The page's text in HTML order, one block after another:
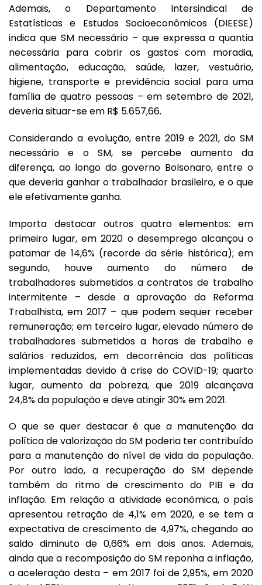
Ademais, o Departamento Intersindical de
Estatísticas e Estudos Socioeconômicos (DIEESE)
indica que SM necessário – que expressa a quantia
necessária para cobrir os gastos com moradia,
alimentação, educação, saúde, lazer, vestuário,
higiene, transporte e previdência social para uma
família de quatro pessoas – em setembro de 2021,
deveria situar-se em R$ 5.657,66.
Considerando a evolução, entre 2019 e 2021, do SM
necessário e o SM, se percebe aumento da
diferença, ao longo do governo Bolsonaro, entre o
que deveria ganhar o trabalhador brasileiro, e o que
ele efetivamente ganha.
Importa destacar outros quatro elementos: em
primeiro lugar, em 2020 o desemprego alcançou o
patamar de 14,6% (recorde da série histórica); em
segundo, houve aumento do número de
trabalhadores submetidos a contratos de trabalho
intermitente – desde a aprovação da Reforma
Trabalhista, em 2017 – que podem sequer receber
remuneração; em terceiro lugar, elevado número de
trabalhadores submetidos a horas de trabalho e
salários reduzidos, em decorrência das políticas
implementadas devido à crise do COVID-19; quarto
lugar, aumento da pobreza, que 2019 alcançava
24,8% da população e deve atingir 30% em 2021.
O que se quer destacar é que a manutenção da
política de valorização do SM poderia ter contribuído
para a manutenção do nível de vida da população.
Por outro lado, a recuperação do SM depende
também do ritmo de crescimento do PIB e da
inflação. Em relação a atividade econômica, o país
apresentou retração de 4,1% em 2020, e se tem a
expectativa de crescimento de 4,97%, chegando ao
saldo diminuto de 0,66% em dois anos. Ademais,
ainda que a recomposição do SM reponha a inflação,
a aceleração desta – em 2017 foi de 2,95%, em 2020